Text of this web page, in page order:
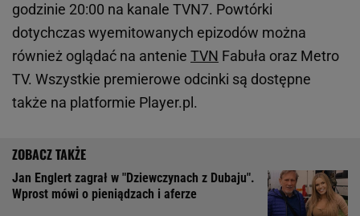
godzinie 20:00 na kanale TVN7. Powtórki
dotychczas wyemitowanych epizodów można
również oglądać na antenie TVN Fabuła oraz Metro
TV. Wszystkie premierowe odcinki są dostępne
także na platformie Player.pl.
Jan Englert zagrał w "Dziewczynach z Dubaju".
Wprost mówi o pieniądzach i aferze